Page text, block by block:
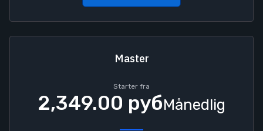
Master
Starter fra
2,349.00 рубMånedlig